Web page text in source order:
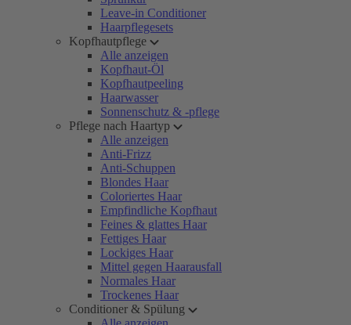
Leave-in Conditioner
Haarpflegesets
Kopfhautpflege
Alle anzeigen
Kopfhaut-Öl
Kopfhautpeeling
Haarwasser
Sonnenschutz & -pflege
Pflege nach Haartyp
Alle anzeigen
Anti-Frizz
Anti-Schuppen
Blondes Haar
Coloriertes Haar
Empfindliche Kopfhaut
Feines & glattes Haar
Fettiges Haar
Lockiges Haar
Mittel gegen Haarausfall
Normales Haar
Trockenes Haar
Conditioner & Spülung